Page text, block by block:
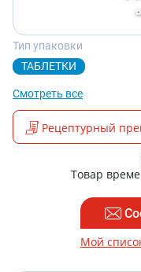
Тип упаковки
ТАБЛЕТКИ
Смотреть все
Рецептурный
Товар
Мой